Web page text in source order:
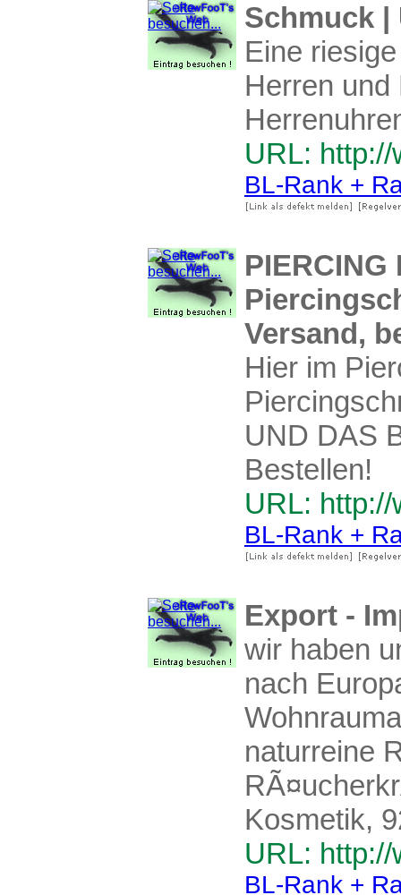
Schmuck |
Eine
Herren
URL:
BL-Rank +
PIERCING
Versand,
Hier im
UND DAS
Bestellen!
URL:
BL-Rank +
Export -
wir haben
nach
naturreine
Kosmetik,
URL:
BL-Rank +